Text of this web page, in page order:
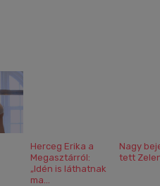
Herceg Erika a
Megasztárról:
„Idén is láthatnak
ma...
Nagy
tett